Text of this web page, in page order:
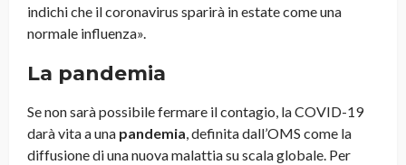
indichi che il coronavirus sparirà in estate come una
normale influenza».
La pandemia
Se non sarà possibile fermare il contagio, la COVID-19
darà vita a una pandemia, definita dall’OMS come la
diffusione di una nuova malattia su scala globale. Per